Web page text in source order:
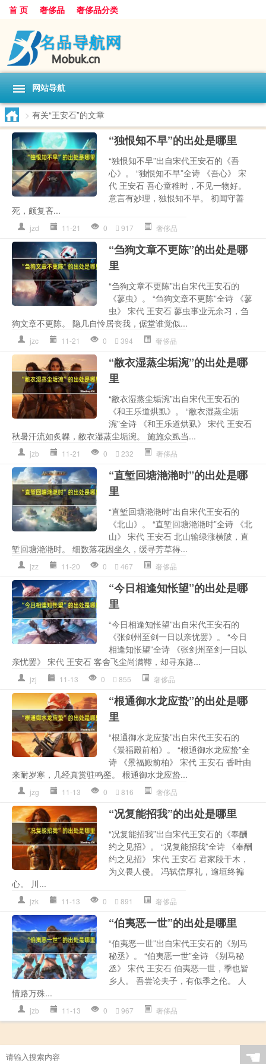
首 页 奢侈品 奢侈品分类
网站导航
> 有关“王安石”的文章
“独恨知不早”的出处是哪里
“独恨知不早”出自宋代王安石的《吾
心》。 “独恨知不早”全诗 《吾心》 宋
代 王安石 吾心童稚时，不见一物好。
意言有妙理，独恨知不早。 初闻守善
死，颇复吝...
jzd 11-21 0 917 奢侈品
“刍狗文章不更陈”的出处是哪
里
“刍狗文章不更陈”出自宋代王安石的
《蓼虫》。 “刍狗文章不更陈”全诗 《蓼
虫》 宋代 王安石 蓼虫事业无余习，刍
狗文章不更陈。 隐几自怜居丧我，倨堂谁觉似...
jzc 11-21 0 394 奢侈品
“敝衣湿蒸尘垢涴”的出处是哪
里
“敝衣湿蒸尘垢涴”出自宋代王安石的
《和王乐道烘虱》。 “敝衣湿蒸尘垢
涴”全诗 《和王乐道烘虱》 宋代 王安石
秋暑汗流如炙輠，敝衣湿蒸尘垢涴。 施施众虱当...
jzb 11-21 0 232 奢侈品
“直堑回塘滟滟时”的出处是哪
里
“直堑回塘滟滟时”出自宋代王安石的
《北山》。 “直堑回塘滟滟时”全诗 《北
山》 宋代 王安石 北山输绿涨横陂，直
堑回塘滟滟时。 细数落花因坐久，缓寻芳草得...
jzz 11-20 0 467 奢侈品
“今日相逢知怅望”的出处是哪
里
“今日相逢知怅望”出自宋代王安石的
《张剑州至剑一日以亲忧罢》。 “今日
相逢知怅望”全诗 《张剑州至剑一日以
亲忧罢》 宋代 王安石 客舍飞尘尚满鞯，却寻东路...
jzj 11-13 0 855 奢侈品
“根通御水龙应蛰”的出处是哪
里
“根通御水龙应蛰”出自宋代王安石的
《景福殿前柏》。 “根通御水龙应蛰”全
诗 《景福殿前柏》 宋代 王安石 香叶由
来耐岁寒，几经真赏驻鸣銮。 根通御水龙应蛰...
jzg 11-13 0 816 奢侈品
“况复能招我”的出处是哪里
“况复能招我”出自宋代王安石的《奉酬
约之见招》。 “况复能招我”全诗 《奉酬
约之见招》 宋代 王安石 君家段干木，
为义畏人侵。 冯轼信厚礼，逾垣终褊
心。 川...
jzk 11-13 0 891 奢侈品
“伯夷恶一世”的出处是哪里
“伯夷恶一世”出自宋代王安石的《别马
秘丞》。 “伯夷恶一世”全诗 《别马秘
丞》 宋代 王安石 伯夷恶一世，季也皆
乡人。 吾尝论夫子，有似季之伦。 人
情路万殊...
jzb 11-13 0 967 奢侈品
☚